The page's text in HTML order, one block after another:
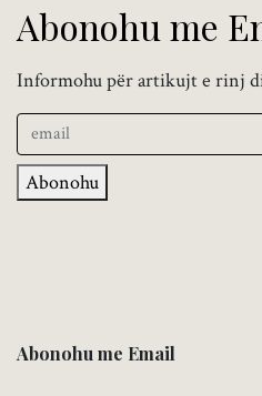
Abonohu me
Informohu për artikujt e rinj
Abonohu
Abonohu me Email